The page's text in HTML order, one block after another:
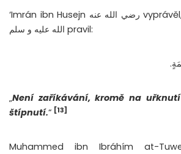
‘Imrán ibn Husejn رضي الله عنه vyprávěl, že Posel Boží صلى
الله عليه و سلم pravil:
„Není zaříkávání, kromě na
štípnutí.“ [13]
Muhammed ibn Ibráhím at-